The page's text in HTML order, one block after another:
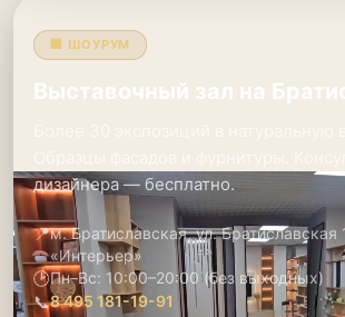
🏢 ШОУРУМ
Выставочный зал на
дизайнера — бесплатно.
📍м. Братиславская, ул. Братиславская
«Интерьер»
🕑Пн–Вс: 10:00–20:00 (без выходных)
📞8 495 181-19-91